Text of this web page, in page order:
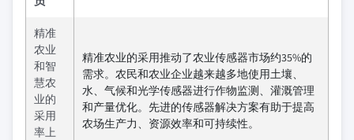
精准
农业
和智
慧农
业的
采用
率上
精准农业的采用推动了农业传感器市场约35%的
需求。农民和农业企业越来越多地使用土壤、
水、气候和光学传感器进行作物监测、灌溉管理
和产量优化。先进的传感器解决方案有助于提高
农场生产力、资源效率和可持续性。